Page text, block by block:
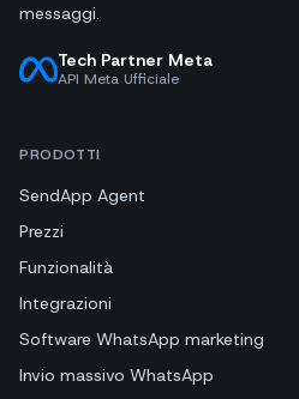
messaggi.
Tech Partner Meta
API Meta Ufficiale
PRODOTTI
SendApp Agent
Prezzi
Funzionalità
Integrazioni
Software WhatsApp marketing
Invio massivo WhatsApp